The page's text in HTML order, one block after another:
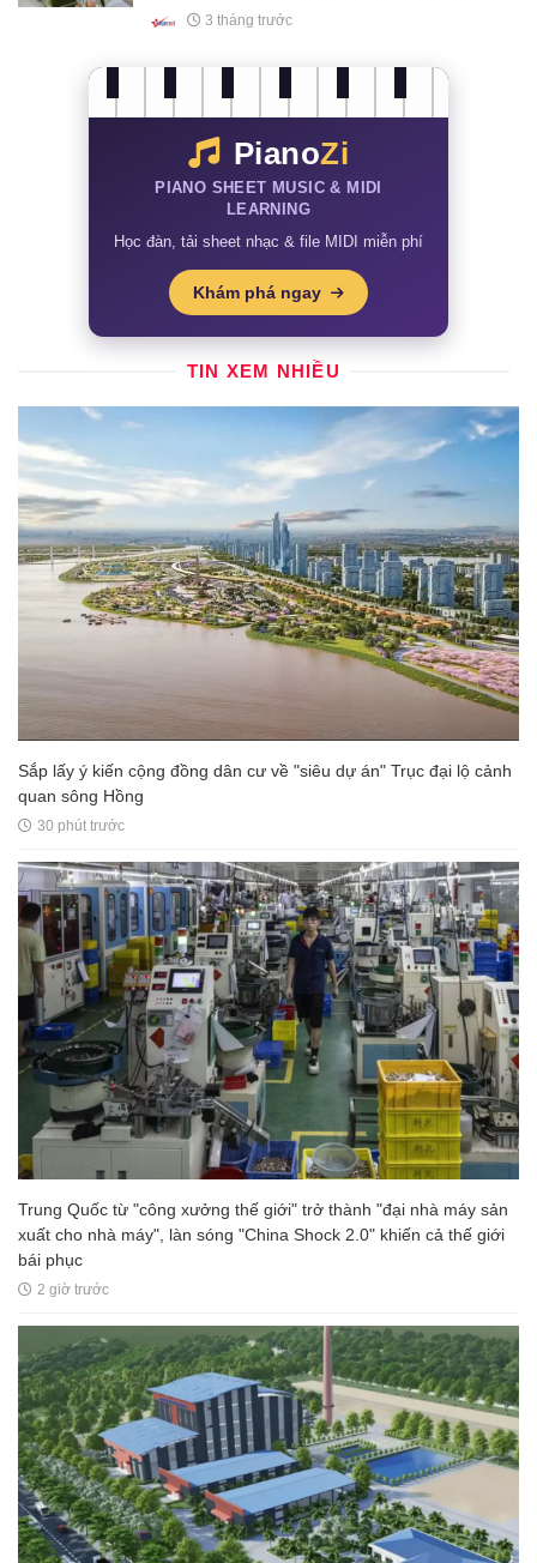
3 tháng trước
PianoZi
PIANO SHEET MUSIC & MIDI
LEARNING
Học đàn, tải sheet nhạc & file MIDI miễn phí
Khám phá ngay
TIN XEM NHIỀU
Sắp lấy ý kiến cộng đồng dân cư về "siêu dự án" Trục đại lộ cảnh
quan sông Hồng
30 phút trước
Trung Quốc từ "công xưởng thế giới" trở thành "đại nhà máy sản
xuất cho nhà máy", làn sóng "China Shock 2.0" khiến cả thế giới
bái phục
2 giờ trước